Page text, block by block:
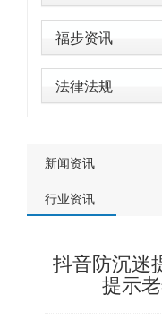
福步资讯
法律法规
新闻资讯
行业资讯
抖音防沉迷
提示